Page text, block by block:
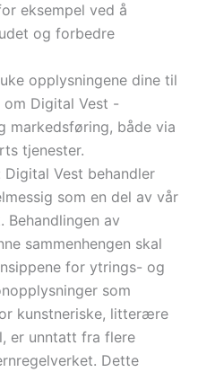
eksempel ved å
og forbedre
opplysningene dine til
om Digital Vest -
markedsføring, både via
tjenester.
Vest behandler
som en del av vår
Behandlingen av
sammenhengen skal
for ytrings- og
som
kunstneriske, litterære
er unntatt fra flere
Dette